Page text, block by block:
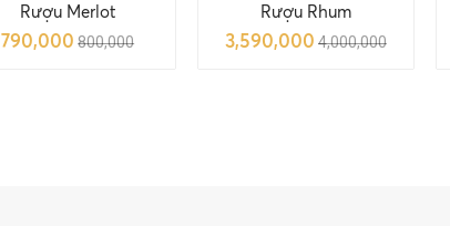
Rượu Merlot
790,000 800,000
Rượu Rhum
3,590,000 4,000,000